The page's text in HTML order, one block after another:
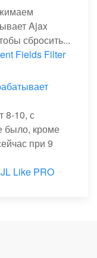
Ajax
сбросить...
Fields Filter
8-10, с
было, кроме
при 9
Like PRO